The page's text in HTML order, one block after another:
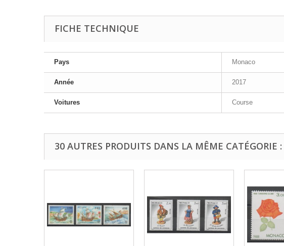
FICHE TECHNIQUE
Pays Monaco
Année 2017
Voitures Course
30 AUTRES PRODUITS DANS LA MÊME CATÉGORIE :